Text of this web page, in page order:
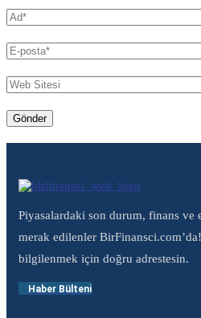
Piyasalardaki son durum, finans ve
merak edilenler
bilgilenmek için doğru adrestesin.
Haber Bülteni